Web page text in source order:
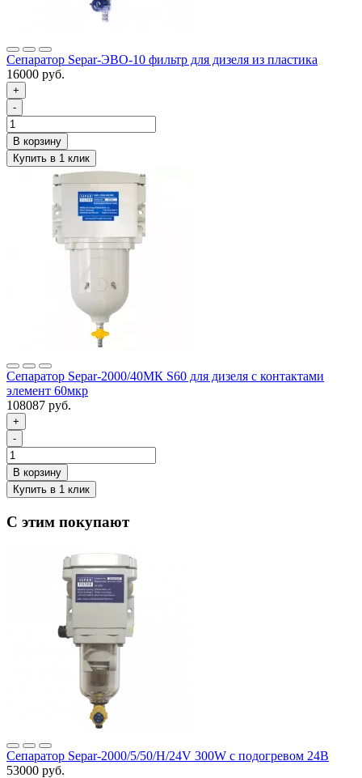
Сепаратор Separ-ЭВО-10 фильтр для дизеля из пластика
16000 руб.
+
-
Сепаратор Separ-2000/40МК S60 для дизеля с контактами
элемент 60мкр
108087 руб.
+
-
С этим покупают
Сепаратор Separ-2000/5/50/Н/24V 300W с подогревом 24В
53000 руб.